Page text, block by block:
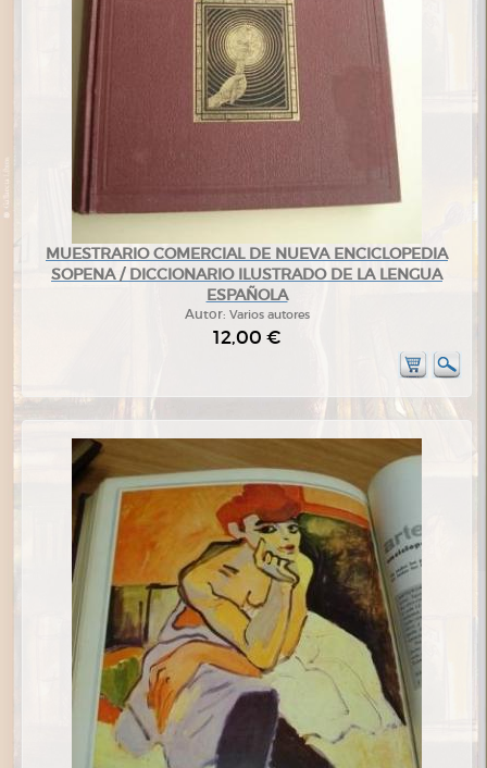
MUESTRARIO COMERCIAL DE NUEVA ENCICLOPEDIA
SOPENA / DICCIONARIO ILUSTRADO DE LA LENGUA
ESPAÑOLA
Autor: Varios autores
12,00 €